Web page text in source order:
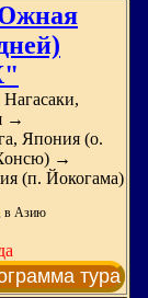
→
Япония (о.
→
(п. Йокогама)
в Азию
тура